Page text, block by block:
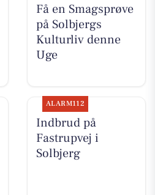
Få en Smagsprøve
på Solbjergs
Kulturliv denne
Uge
ALARM112
Indbrud på
Fastrupvej i
Solbjerg